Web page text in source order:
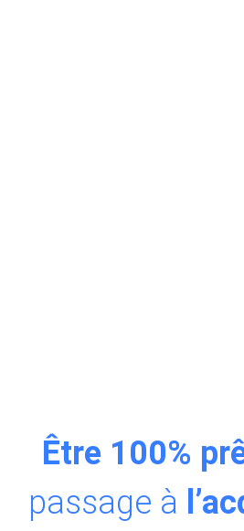
Être 100%
passage à